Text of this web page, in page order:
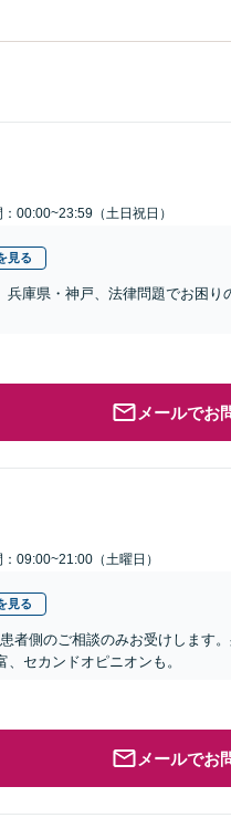
00:00~23:59（土日祝日）
見る
兵庫県・神戸、法律問題でお困
メールでお
09:00~21:00（土曜日）
見る
者側のご相談のみお受けします
セカンドオピニオンも。
メールでお